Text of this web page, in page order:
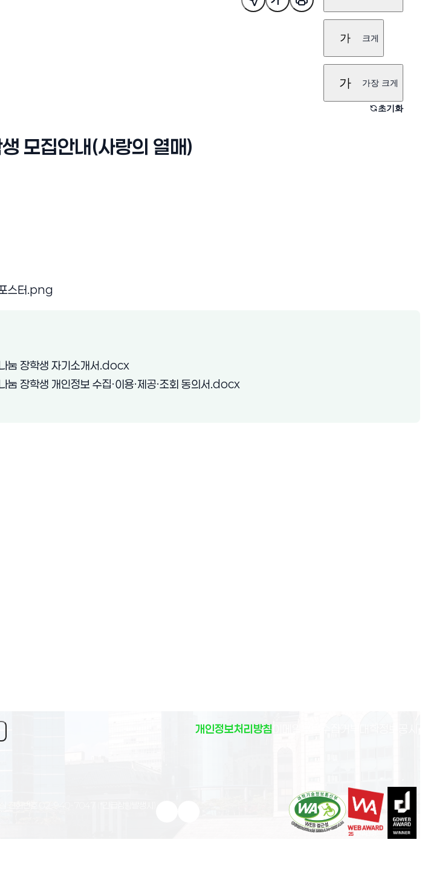
가 크게
가 가장 크게
초기화
모집안내(사랑의 열매)
눔 장학생 자기소개서.docx(새 창 열림)
장학생 개인정보 수집·이용·제공·조회 동의서.docx(새 창 열림)
개인정보처리방침